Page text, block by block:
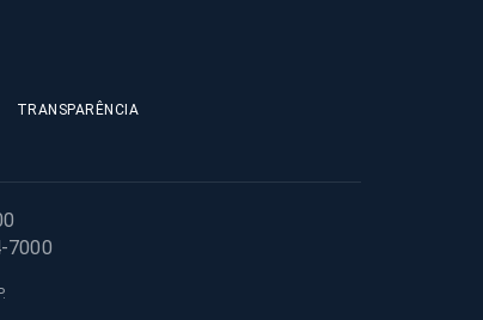
TRANSPARÊNCIA
7000